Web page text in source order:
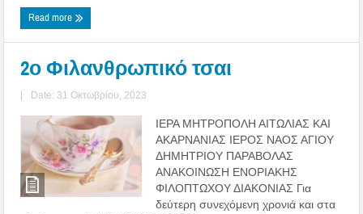
Read more
2ο Φιλανθρωπικό τσαι
| Date: 31 Οκτωβρίου, 2023
ΙΕΡΑ ΜΗΤΡΟΠΟΛΗ ΑΙΤΩΛΙΑΣ ΚΑΙ
ΑΚΑΡΝΑΝΙΑΣ ΙΕΡΟΣ ΝΑΟΣ ΑΓΙΟΥ
ΔΗΜΗΤΡΙΟΥ ΠΑΡΑΒΟΛΑΣ
ΑΝΑΚΟΙΝΩΣΗ ΕΝΟΡΙΑΚΗΣ
ΦΙΛΟΠΤΩΧΟΥ ΔΙΑΚΟΝΙΑΣ Για
δεύτερη συνεχόμενη χρονιά και στα